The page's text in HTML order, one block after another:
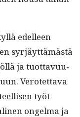
edelleen
syr­jäyt­tämästä
ja tuot­tavu­u­
Verotet­ta­va
työt­
ongel­ma ja